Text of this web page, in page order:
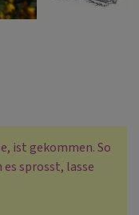
ist gekommen. So
es sprosst, lasse